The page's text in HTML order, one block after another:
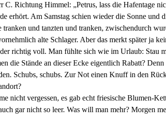
C. Richtung Himmel: „Petrus, lass die Hafentage
erhört. Am Samstag schien wieder die Sonne und
und tanzten und tranken, zwischendurch
alte Schlager. Aber das merkt später ja
richtig voll. Man fühlte sich wie im Urlaub: Stau
die Stände an dieser Ecke eigentlich Rabatt?
Schubs, schubs. Zur Not einen Knuff in den
nicht vergessen, es gab echt friesische Blumen-
gar nicht so leer. Was will man mehr? Morgen